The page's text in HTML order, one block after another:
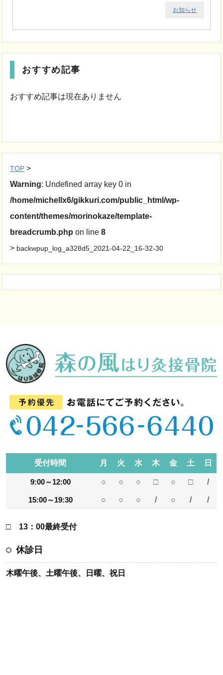
お知らせ
おすすめ記事
おすすめ記事は現在ありません
TOP >
Warning: Undefined array key 0 in
/home/michellx6/gikkuri.com/public_html/wp-
content/themes/morinokaze/template-
breadcrumb.php on line8
> backwpup_log_a328d5_2021-04-22_16-32-30
受付時間 月 火 水 木 金 土 日
9:00～12:00 ○ ○ ○ □ ○ □ /
15:00～19:30 ○ ○ ○ / ○ / /
□ 13：00最終受付
休診日
木曜午後、土曜午後、日曜、祝日